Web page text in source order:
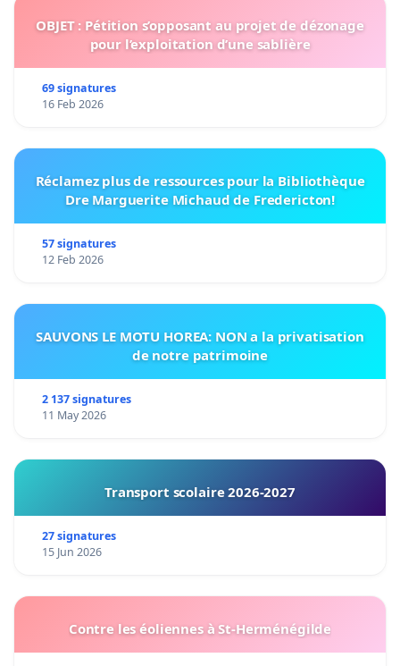
OBJET : Pétition s’opposant au projet de dézonage
pour l’exploitation d’une sablière
69 signatures
16 Feb 2026
Réclamez plus de ressources pour la Bibliothèque
Dre Marguerite Michaud de Fredericton!
57 signatures
12 Feb 2026
SAUVONS LE MOTU HOREA: NON a la privatisation
de notre patrimoine
2 137 signatures
11 May 2026
Transport scolaire 2026-2027
27 signatures
15 Jun 2026
Contre les éoliennes à St-Herménégilde